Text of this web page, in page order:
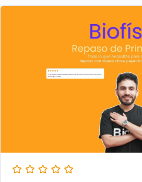
$ 30.000,00.
$ 14.743,00.